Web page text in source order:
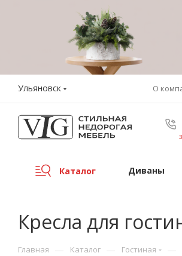
Ульяновск О
Каталог Диваны
Кресла для
Главная — Каталог — Гостиная —